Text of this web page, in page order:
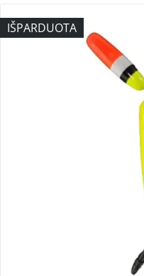
IŠPARDUOTA